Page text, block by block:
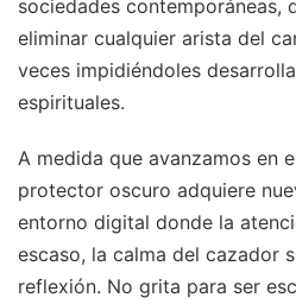
sociedades contemporáneas,
eliminar cualquier arista del
veces impidiéndoles
espirituales.
A medida que avanzamos en
protector oscuro adquiere
entorno digital donde la
escaso, la calma del cazador
reflexión. No grita para ser